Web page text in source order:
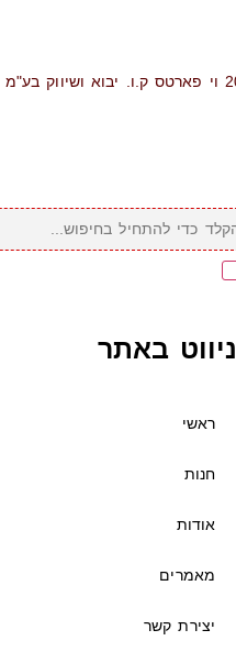
ניווט באתר
ראשי
חנות
אודות
מאמרים
יצירת קשר